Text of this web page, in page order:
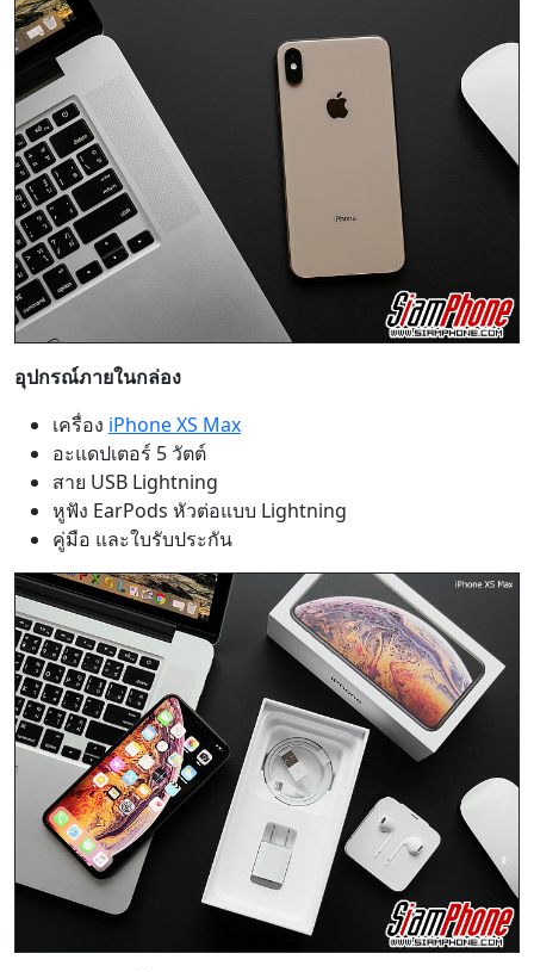
อุปกรณ์ภายในกล่อง
เครื่อง iPhone XS Max
อะแดปเตอร์ 5 วัตต์
สาย USB Lightning
หูฟัง EarPods หัวต่อแบบ Lightning
คู่มือ และใบรับประกัน